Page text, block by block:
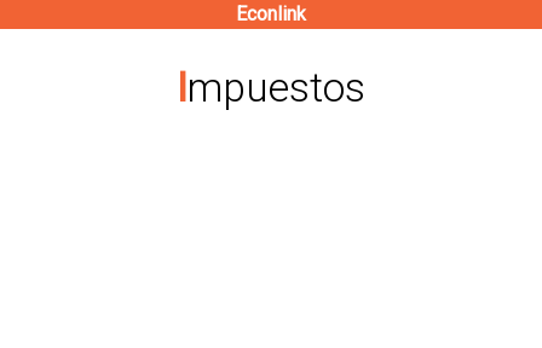
contenido
Econlink
Impuestos